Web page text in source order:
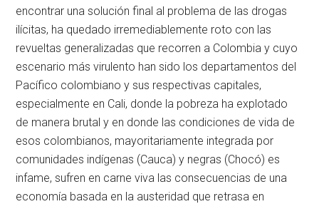
encontrar una solución final al problema de las drogas
ilícitas, ha quedado irremediablemente roto con las
revueltas generalizadas que recorren a Colombia y cuyo
escenario más virulento han sido los departamentos del
Pacífico colombiano y sus respectivas capitales,
especialmente en Cali, donde la pobreza ha explotado
de manera brutal y en donde las condiciones de vida de
esos colombianos, mayoritariamente integrada por
comunidades indígenas (Cauca) y negras (Chocó) es
infame, sufren en carne viva las consecuencias de una
economía basada en la austeridad que retrasa en